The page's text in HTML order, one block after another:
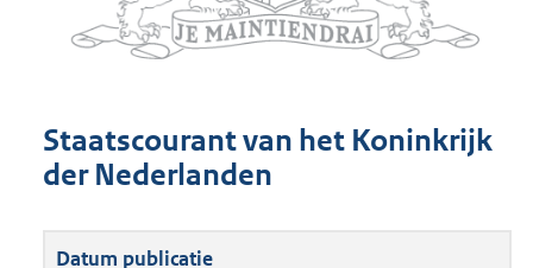
Staatscourant van het Koninkrijk
der Nederlanden